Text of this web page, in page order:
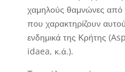
χαμηλούς θαμνώνες
που χαρακτηρίζουν
ενδημικά της Κρήτης
idaea, κ.ά.).